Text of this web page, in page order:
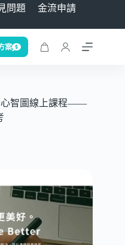
問題
金流申請
案
心智圖線上課程——